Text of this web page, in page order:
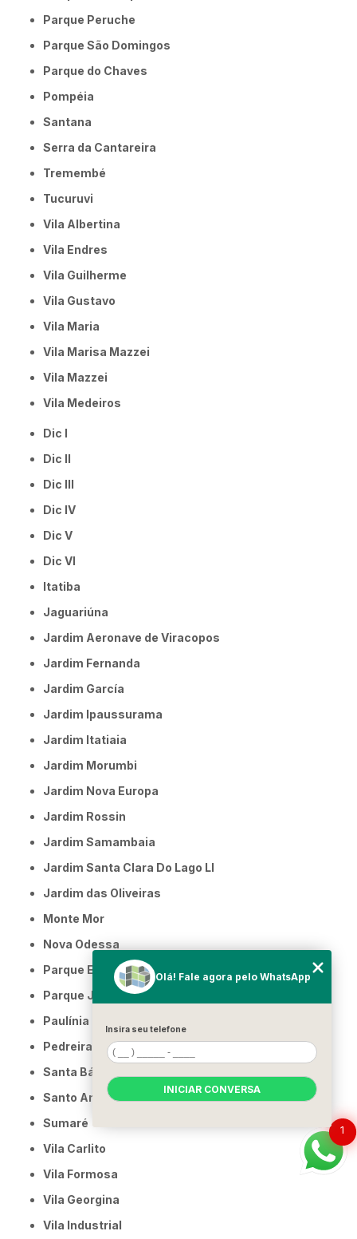
Parque Peruche
Parque São Domingos
Parque do Chaves
Pompéia
Santana
Serra da Cantareira
Tremembé
Tucuruvi
Vila Albertina
Vila Endres
Vila Guilherme
Vila Gustavo
Vila Maria
Vila Marisa Mazzei
Vila Mazzei
Vila Medeiros
Dic I
Dic II
Dic III
Dic IV
Dic V
Dic VI
Itatiba
Jaguariúna
Jardim Aeronave de Viracopos
Jardim Fernanda
Jardim García
Jardim Ipaussurama
Jardim Itatiaia
Jardim Morumbi
Jardim Nova Europa
Jardim Rossin
Jardim Samambaia
Jardim Santa Clara Do Lago Ll
Jardim das Oliveiras
Monte Mor
Nova Odessa
Parque Eldorado
Parque Jambeiro
Paulínia
Pedreira
Santa Bárbara d'Oeste
Santo Antônio de Posse
Sumaré
Vila Carlito
Vila Formosa
Vila Georgina
Vila Industrial
1
Olá! Fale agora pelo WhatsApp
Insira seu telefone
INICIAR CONVERSA